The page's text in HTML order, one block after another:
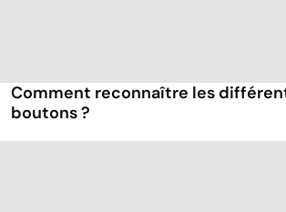
Comment reconnaître les
boutons ?